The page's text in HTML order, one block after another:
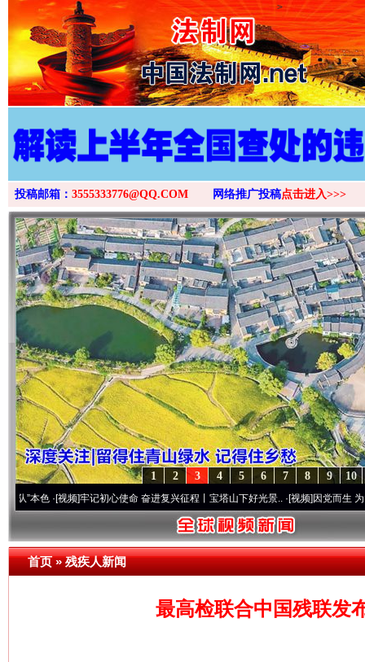
>
投稿邮箱： 3555333776@QQ.COM 网络推广投稿点击进入>>>
10
9
8
7
6
5
4
3
2
1
·[视频]牢记初心使命 奋进复兴征程丨宝塔山下好光景..·[视频]因党而生 为党而战——
首页»残疾人新闻
最高检联合中国残联发